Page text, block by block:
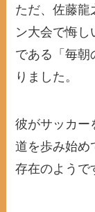
ただ、佐藤龍
ン大会で悔し
である「毎朝
りました。
彼がサッカー
道を歩み始め
存在のようで